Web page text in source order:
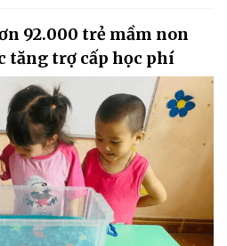
92.000 trẻ mầm non
tăng trợ cấp học phí